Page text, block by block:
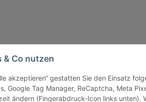
& Co nutzen
akzeptieren“ gestatten Sie den Einsatz
Google Tag Manager, ReCaptcha, Meta
ändern (Fingerabdruck-Icon links unten).